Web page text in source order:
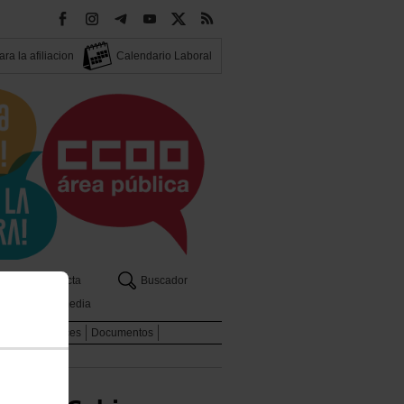
la afiliacion Calendario Laboral
Contacta
Buscador
Multimedia
Enlaces
Documentos